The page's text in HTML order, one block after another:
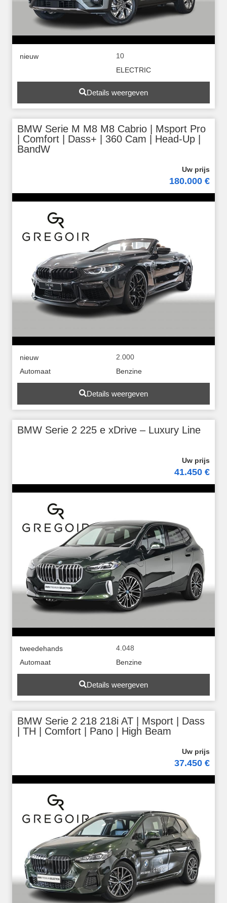
nieuw
10
ELECTRIC
Details weergeven
BMW Serie M M8 M8 Cabrio | Msport Pro
| Comfort | Dass+ | 360 Cam | Head-Up |
BandW
180.000 €
nieuw
2.000
Automaat
Benzine
Details weergeven
BMW Serie 2 225 e xDrive – Luxury Line
41.450 €
tweedehands
4.048
Automaat
Benzine
Details weergeven
BMW Serie 2 218 218i AT | Msport | Dass
| TH | Comfort | Pano | High Beam
37.450 €